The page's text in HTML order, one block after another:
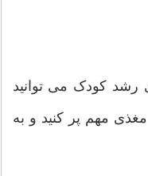
رشد کودک می توانید
مهم پر کنید و به